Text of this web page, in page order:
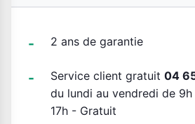
2 ans de garantie
Service client gratuit 04
du lundi au vendredi de 9h
17h - Gratuit